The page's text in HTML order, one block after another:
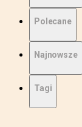
Polecane
Najnowsze
Tagi